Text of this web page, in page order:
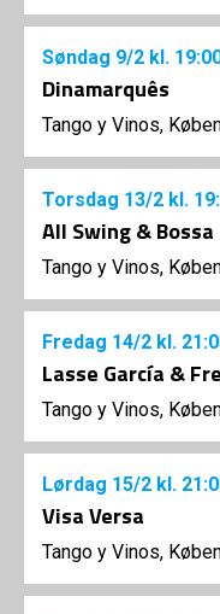
Søndag 9/2 kl.
Dinamarquês
Tango y Vinos,
Torsdag 13/2 kl.
All Swing & Bossa
Tango y Vinos,
Fredag 14/2 kl.
Lasse García &
Tango y Vinos,
Lørdag 15/2 kl.
Visa Versa
Tango y Vinos,